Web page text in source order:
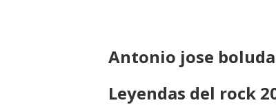
Antonio jose
Leyendas del rock